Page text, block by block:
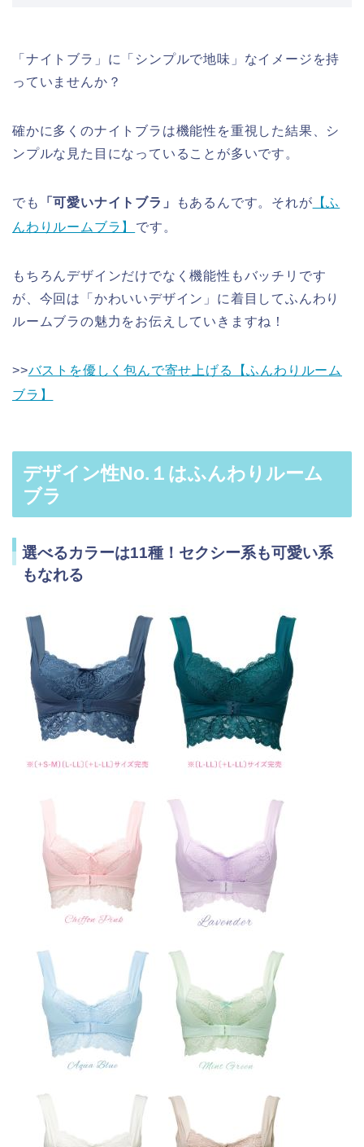
「ナイトブラ」に「シンプルで地味」なイメージを持
っていませんか？
確かに多くのナイトブラは機能性を重視した結果、シ
ンプルな見た目になっていることが多いです。
でも 「可愛いナイトブラ」 もあるんです。それが 【ふ
んわりルームブラ】
です。
もちろんデザインだけでなく機能性もバッチリです
が、今回は「かわいいデザイン」に着目してふんわり
ルームブラの魅力をお伝えしていきますね！
>>バストを優しく包んで寄せ上げる【ふんわりルーム
ブラ】
デザイン性No.１はふんわりルーム
ブラ
選べるカラーは11種！セクシー系も可愛い系
もなれる